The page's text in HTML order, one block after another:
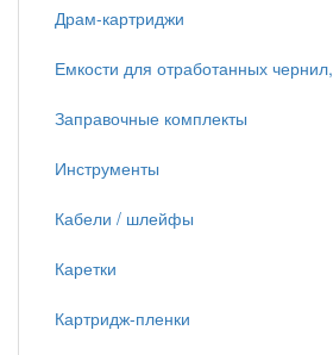
Драм-картриджи
Емкости для отработанных чернил,
Заправочные комплекты
Инструменты
Кабели / шлейфы
Каретки
Картридж-пленки